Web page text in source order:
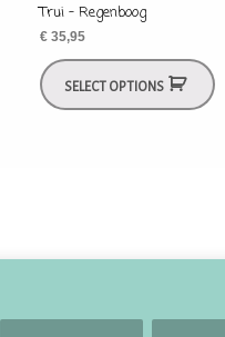
Trui – Regenboog
€35,95
SELECT OPTIONS